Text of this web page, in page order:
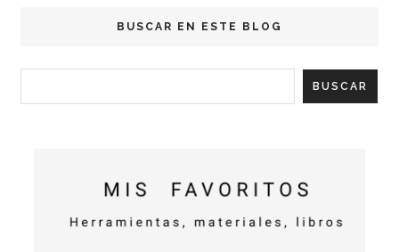
BUSCAR EN ESTE BLOG